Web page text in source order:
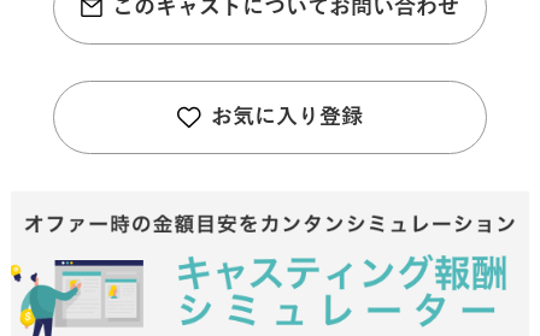
このキャストについてお問い合わせ
お気に入り登録